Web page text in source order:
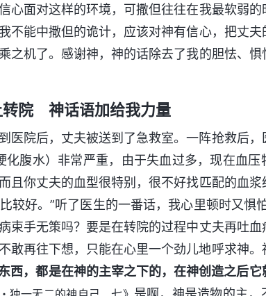
面对这样的环境，可撒但往往在我最软弱的
不能中撒但的诡计，应该对神有信心，把丈夫
之机了。感谢神，神的话除去了我的胆怯、惧
转院 神话语加给我力量
医院后，丈夫被送到了急救室。一阵抢救后，
腹水）非常严重，由于失血过多，现在血压
且你丈夫的血型很特别，很不好找匹配的血浆
较好。”听了医生的一番话，我心里顿时又惧
束手无策吗？要是在转院的过程中丈夫再吐血
再往下想，只能在心里一个劲儿地呼求神。
，都是在神的主宰之下的，在神创造之后它